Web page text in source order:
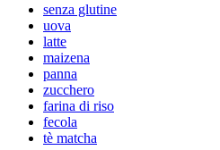
senza glutine
uova
latte
maizena
panna
zucchero
farina di riso
fecola
tè matcha